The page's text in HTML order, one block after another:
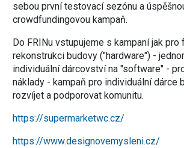
sebou první testovací sezónu a
crowdfundingovou kampaň.
Do FRINu vstupujeme s kampaní jak
rekonstrukci budovy ("hardware") -
individuální dárcovství na "software" -
náklady - kampaň pro individuální dárce
rozvíjet a podporovat komunitu.
https://supermarketwc.cz/
https://www.designovemysleni.cz/